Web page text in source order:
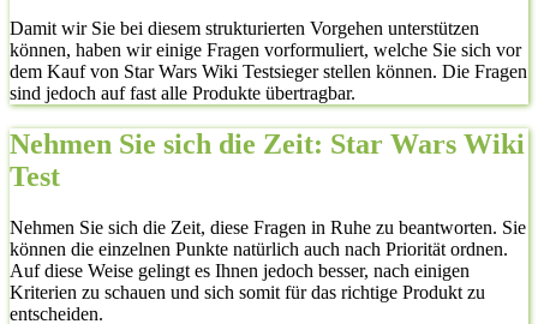
Damit wir Sie bei diesem strukturierten Vorgehen unterstützen
können, haben wir einige Fragen vorformuliert, welche Sie sich vor
dem Kauf von Star Wars Wiki Testsieger stellen können. Die Fragen
sind jedoch auf fast alle Produkte übertragbar.
Nehmen Sie sich die Zeit: Star Wars Wiki
Test
Nehmen Sie sich die Zeit, diese Fragen in Ruhe zu beantworten. Sie
können die einzelnen Punkte natürlich auch nach Priorität ordnen.
Auf diese Weise gelingt es Ihnen jedoch besser, nach einigen
Kriterien zu schauen und sich somit für das richtige Produkt zu
entscheiden.